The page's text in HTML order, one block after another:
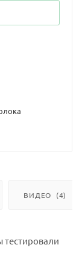
ВИДЕО (4)
тестировали